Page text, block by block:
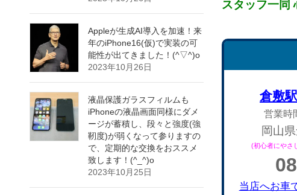
スタッフ一同
倉敷
営業時
岡山
(初心者にやさ
当店へお車
Appleが生成AI導入を加速！来
年のiPhone16(仮)で実装の可
能性が出てきました！(^▽^)o
2023年10月26日
液晶保護ガラスフィルムも
iPhoneの液晶画面同様にダメ
ージが蓄積し、段々と強度(強
靭度)が弱くなって参りますの
で、定期的な交換をおススメ
致します！(^_^)o
2023年10月25日